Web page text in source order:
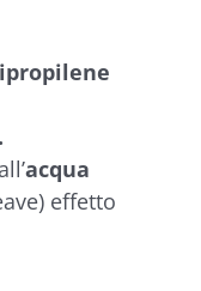
acqua
effetto